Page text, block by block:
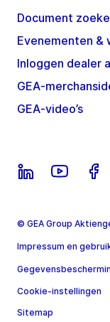
Document
Evenementen &
Inloggen dealer
GEA-
GEA-video’s
© GEA Group
Impressum en
Cookie-instellingen
Sitemap